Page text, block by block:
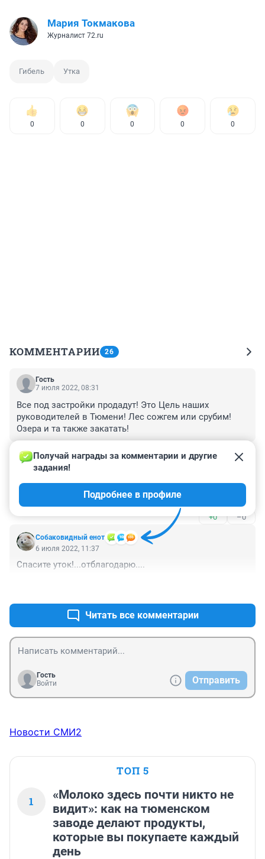
Мария Токмакова
Журналист 72.ru
Гибель Утка
0 0 0 0 0
КОММЕНТАРИИ 26
Гость
7 июля 2022, 08:31
Все под застройки продадут! Это Цель наших
руководителей в Тюмени! Лес сожгем или срубим!
Озера и та также закатать!
Гость
+0 –0
Собаковидный енот
Получай награды за комментарии и другие
задания!
Подробнее в профиле
6 июля 2022, 11:37
Спасите уток!...отблагодарю....
Читать все комментарии
Гость
Войти
Отправить
Новости СМИ2
ТОП 5
1
«Молоко здесь почти никто не
видит»: как на тюменском
заводе делают продукты,
которые вы покупаете каждый
день